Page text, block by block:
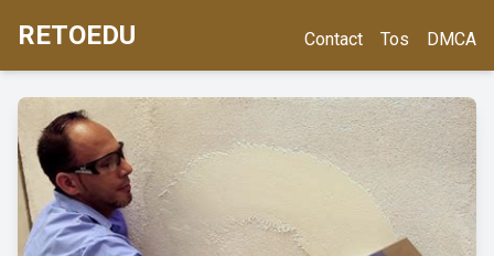
RETOEDU Contact Tos DMCA